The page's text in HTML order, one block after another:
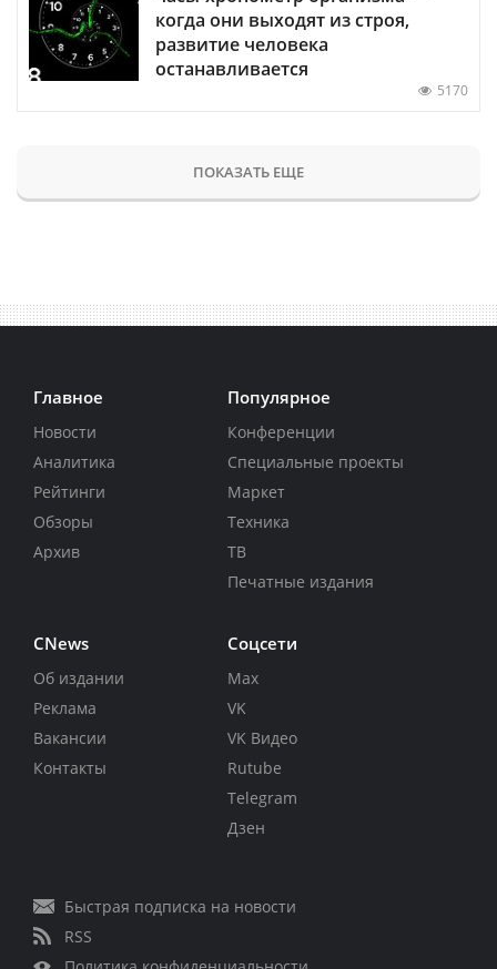
когда они выходят из строя,
развитие человека
останавливается
5170
ПОКАЗАТЬ ЕЩЕ
Главное
Новости
Аналитика
Рейтинги
Обзоры
Архив
Популярное
Конференции
Специальные проекты
Маркет
Техника
ТВ
Печатные издания
CNews
Об издании
Реклама
Вакансии
Контакты
Соцсети
Max
VK
VK Видео
Rutube
Telegram
Дзен
Быстрая подписка на новости
RSS